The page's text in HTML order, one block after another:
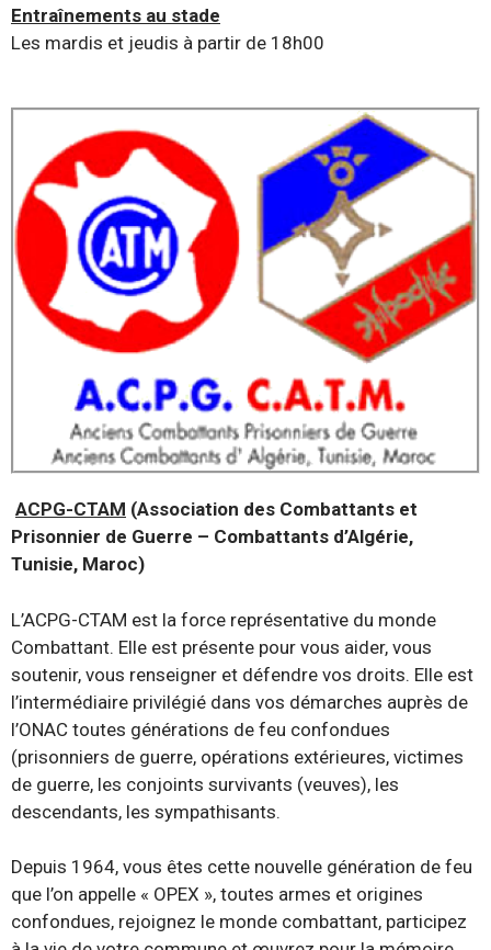
Entraînements au stade
Les mardis et jeudis à partir de 18h00
ACPG-CTAM (Association des Combattants et
Prisonnier de Guerre – Combattants d’Algérie,
Tunisie, Maroc)
L’ACPG-CTAM est la force représentative du monde
Combattant. Elle est présente pour vous aider, vous
soutenir, vous renseigner et défendre vos droits. Elle est
l’intermédiaire privilégié dans vos démarches auprès de
l’ONAC toutes générations de feu confondues
(prisonniers de guerre, opérations extérieures, victimes
de guerre, les conjoints survivants (veuves), les
descendants, les sympathisants.
Depuis 1964, vous êtes cette nouvelle génération de feu
que l’on appelle « OPEX », toutes armes et origines
confondues, rejoignez le monde combattant, participez